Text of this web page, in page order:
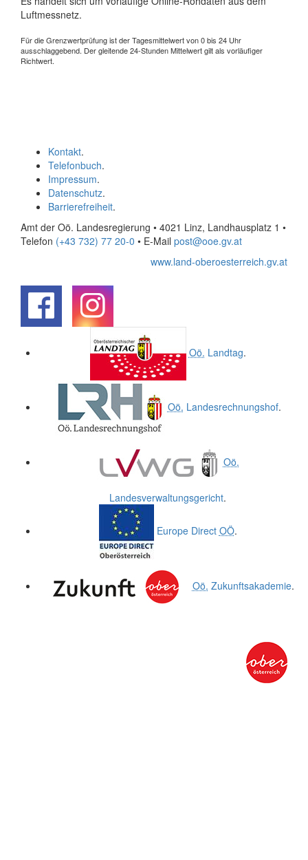
Luftmessnetz.
Für die Grenzwertprüfung ist der Tagesmittelwert von 0 bis 24 Uhr
ausschlaggebend. Der gleitende 24-Stunden Mittelwert gilt als vorläufiger
Richtwert.
Kontakt.
Telefonbuch.
Impressum.
Datenschutz.
Barrierefreiheit.
Amt der Oö. Landesregierung • 4021 Linz, Landhausplatz 1 •
Telefon (+43 732) 77 20-0 • E-Mail post@ooe.gv.at
www.land-oberoesterreich.gv.at
Oö. Landtag.
Oö. Landesrechnungshof.
Oö.
Landesverwaltungsgericht.
Europe Direct OÖ.
Oö. Zukunftsakademie.